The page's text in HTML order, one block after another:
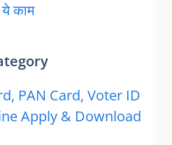
काम
PAN Card, Voter ID
Apply & Download